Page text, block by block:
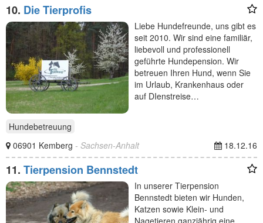
10. Die Tierprofis
Liebe Hundefreunde, uns gibt es
seit 2010. Wir sind eine familiär,
liebevoll und professionell
geführte Hundepension. Wir
betreuen Ihren Hund, wenn Sie
im Urlaub, Krankenhaus oder
auf DIenstreise…
Hundebetreuung
06901 Kemberg - Sachsen-Anhalt 18.12.16
11. Tierpension Bennstedt
In unserer Tierpension
Bennstedt bieten wir Hunden,
Katzen sowie Klein- und
Nagetieren ganzjährig eine